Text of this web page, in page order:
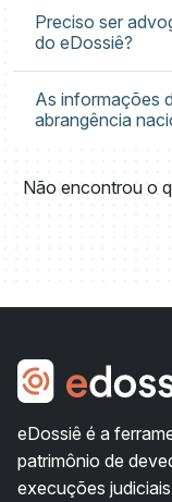
Preciso ser
do eDossiê?
As informações
abrangência
Não encontrou o
eDossiê é a
patrimônio de
execuções